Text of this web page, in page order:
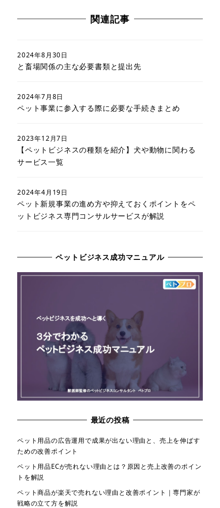
関連記事
と畜場関係の主な必要書類と提出先
2024年8月30日
ペット事業に参入する際に必要な手続きまとめ
2024年7月8日
【ペットビジネスの種類を紹介】犬や動物に関わる
サービス一覧
2023年12月7日
ペット新規事業の進め方や抑えておくポイントをペ
ットビジネス専門コンサルサービスが解説
2024年4月19日
ペットビジネス成功マニュアル
最近の投稿
ペット用品の広告運用で成果が出ない理由と、売上を伸ばす
ための改善ポイント
ペット用品ECが売れない理由とは？原因と売上改善のポイン
トを解説
ペット商品が楽天で売れない理由と改善ポイント｜専門家が
戦略の立て方を解説